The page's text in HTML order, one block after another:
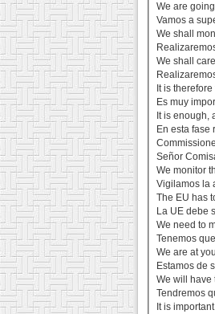
We are
Vamos a
We shall
We shall
It is
Es muy
It is enough,
En esta fase
Señor
We monitor
Vigilamos la
The EU has
La UE debe
We need to
Tenemos
We are at
Estamos de
We will have
Tendremos
It is